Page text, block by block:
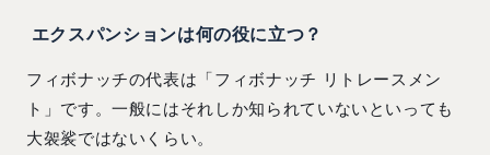
エクスパンションは何の役に立つ？
フィボナッチの代表は「フィボナッチ リトレースメン
ト」です。一般にはそれしか知られていないといっても
大袈裟ではないくらい。